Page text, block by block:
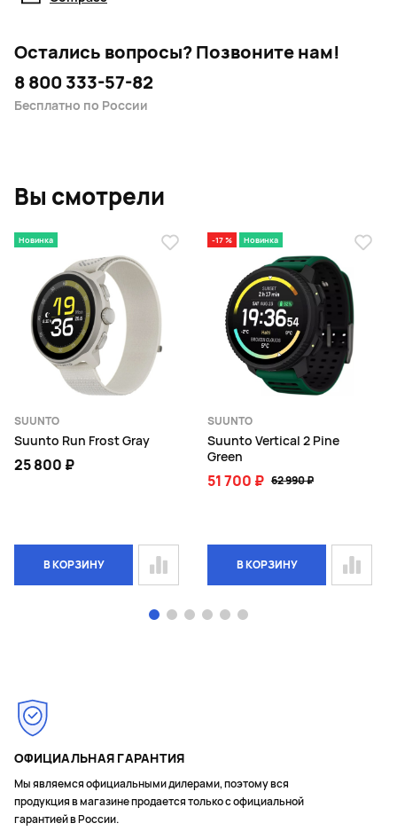
Остались вопросы?Позвоните нам!
8 800 333-57-82
Бесплатно по России
Вы смотрели
Новинка
SUUNTO
Suunto Run Frost Gray
25 800 ₽
В КОРЗИНУ
-17 % Новинка
SUUNTO
Suunto Vertical 2 Pine
Green
51 700 ₽ 62 990 ₽
В КОРЗИНУ
ОФИЦИАЛЬНАЯ ГАРАНТИЯ
Мы являемся официальными дилерами, поэтому вся
продукция в магазине продается только с официальной
гарантией в России.